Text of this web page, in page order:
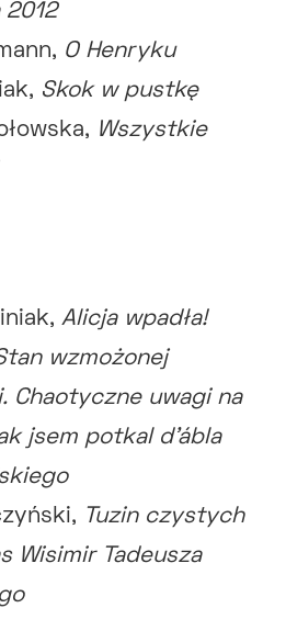
O Henryku
Skok w pustkę
Wszystkie
Alicja wpadła!
wzmożonej
Chaotyczne uwagi na
jsem potkal d’ábla
Tuzin czystych
Wisimir Tadeusza